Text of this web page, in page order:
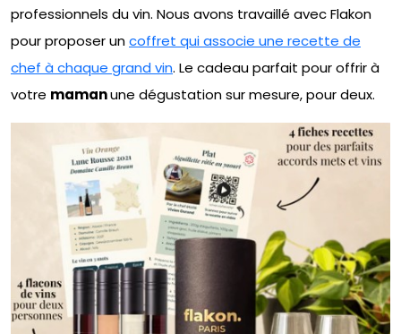
professionnels du vin. Nous avons travaillé avec Flakon
pour proposer uncoffret qui associe une recette de
chef à chaque grand vin. Le cadeau parfait pour offrir à
votre mamanune dégustation sur mesure, pour deux.